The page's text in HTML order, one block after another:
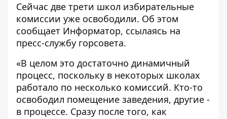
Сейчас две трети школ избирательные
комиссии уже освободили. Об этом
сообщает Информатор, ссылаясь на
пресс-службу горсовета.
«В целом это достаточно динамичный
процесс, поскольку в некоторых школах
работало по несколько комиссий. Кто-то
освободил помещение заведения, другие -
в процессе. Сразу после того, как